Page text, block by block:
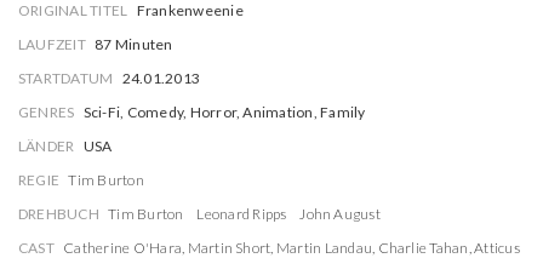
ORIGINAL TITEL Frankenweenie
LAUFZEIT 87 Minuten
STARTDATUM 24.01.2013
GENRES Sci-Fi, Comedy, Horror, Animation, Family
LÄNDER USA
REGIE Tim Burton
DREHBUCH Tim Burton Leonard Ripps
John August
CAST Catherine O'Hara, Martin Short, Martin Landau, Charlie Tahan,Atticus